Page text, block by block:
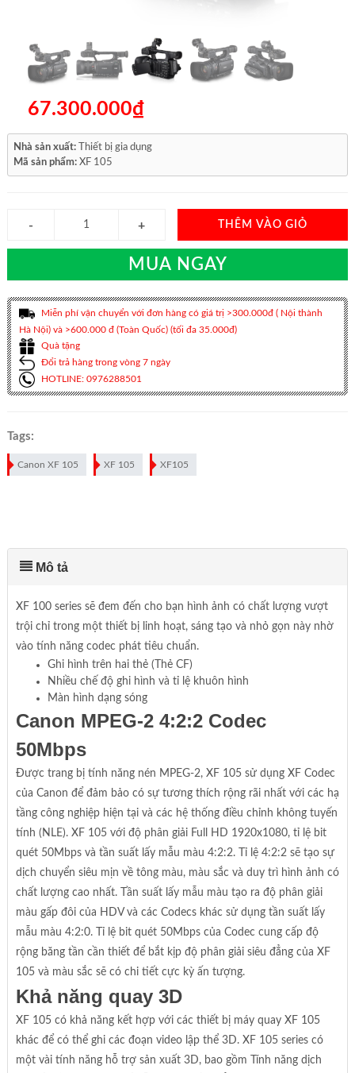
67.300.000₫
Nhà sản xuất:
Thiết bị gia dụng
Mã sản phẩm: XF 105
THÊM VÀO GIỎ
MUA NGAY
Miễn phí vận chuyển với đơn hàng có giá trị >300.000đ ( Nội thành
Hà Nội) và >600.000 đ (Toàn Quốc) (tối đa 35.000đ)
Quà tặng
Đổi trả hàng trong vòng 7 ngày
HOTLINE: 0976288501
Tags:
Canon XF 105 XF 105 XF105
Mô tả
XF 100 series sẽ đem đến cho bạn hình ảnh có chất lượng vượt
trội chỉ trong một thiết bị linh hoạt, sáng tạo và nhỏ gọn này nhờ
vào tính năng codec phát tiêu chuẩn.
Ghi hình trên hai thẻ (Thẻ CF)
Nhiều chế độ ghi hình và tỉ lệ khuôn hình
Màn hình dạng sóng
Canon MPEG-2 4:2:2 Codec
50Mbps
Được trang bị tính năng nén MPEG-2, XF 105 sử dụng XF Codec
của Canon để đảm bảo có sự tương thích rộng rãi nhất với các hạ
tầng công nghiệp hiện tại và các hệ thống điều chỉnh không tuyến
tính (NLE). XF 105 với độ phân giải Full HD 1920x1080, tỉ lệ bit
quét 50Mbps và tần suất lấy mẫu màu 4:2:2. Tỉ lệ 4:2:2 sẽ tạo sự
dịch chuyển siêu mịn về tông màu, màu sắc và duy trì hình ảnh có
chất lượng cao nhất. Tần suất lấy mẫu màu tạo ra độ phân giải
màu gấp đôi của HDV và các Codecs khác sử dụng tần suất lấy
mẫu màu 4:2:0. Tỉ lệ bit quét 50Mbps của Codec cung cấp độ
rộng băng tần cần thiết để bắt kịp độ phân giải siêu đẳng của XF
105 và màu sắc sẽ có chi tiết cực kỳ ấn tượng.
Khả năng quay 3D
XF 105 có khả năng kết hợp với các thiết bị máy quay XF 105
khác để có thể ghi các đoạn video lập thể 3D. XF 105 series có
một vài tính năng hỗ trợ sản xuất 3D, bao gồm Tính năng dịch